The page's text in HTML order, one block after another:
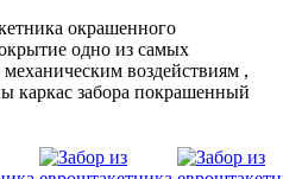
окрашенного
одно из самых
воздействиям ,
каркас забора покрашенный